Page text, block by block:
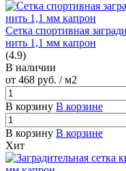
Сетка спортивная
нить 1,1 мм капрон
(4.9)
В наличии
от 468 руб. / м2
В корзину В корзине
В корзину В корзине
Хит